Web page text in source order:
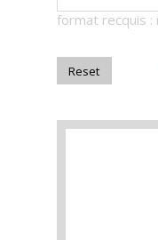
magazine
Magazine
format recquis :